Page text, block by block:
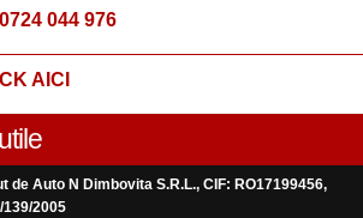
0724 044 976
AICI
de Auto N Dimbovita S.R.L., CIF: RO17199456,
2005